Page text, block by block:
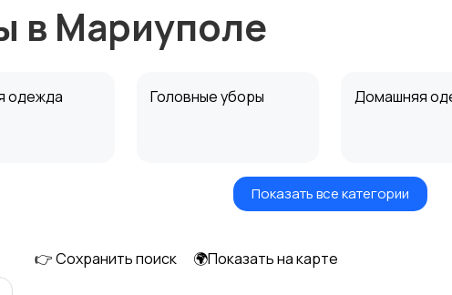
в Мариуполе
одежда Головные уборы Домашняя
Свитеры и
Показать все категории
👉 Сохранить поиск 🌍Показать на карте